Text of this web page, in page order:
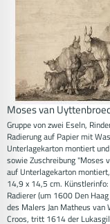
Moses van
Gruppe von zwei Eseln,
Radierung auf Papier mit
Unterlagekarton montiert
sowie Zuschreibung "Moses
auf Unterlagekarton
14,9 x 14,5 cm.
Radierer (um 1600 Den
des Malers Jan Matheus van
Croos, tritt 1614 der